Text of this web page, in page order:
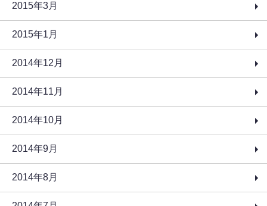
2015年3月
2015年1月
2014年12月
2014年11月
2014年10月
2014年9月
2014年8月